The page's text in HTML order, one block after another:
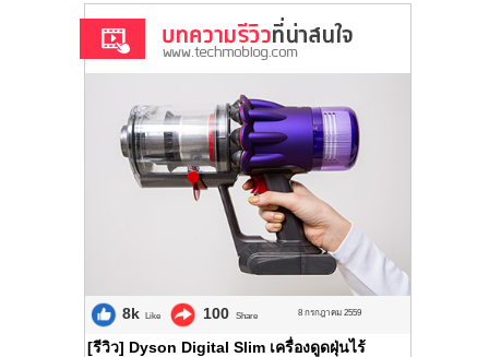
8k Like 100 Share 8 กรกฎาคม 2559
[รีวิว] Dyson Digital Slim เครื่องดูดฝุ่นไร้